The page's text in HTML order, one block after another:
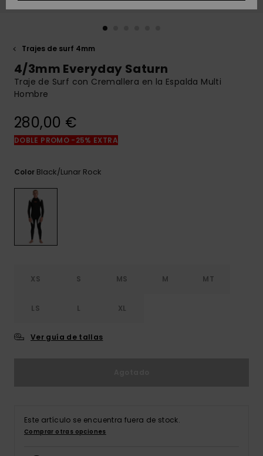
más rápida a
conversación
accede a
contacto.
Trajes de surf 4mm
4/3mm Everyday Saturn
Traje de Surf con Cremallera en la Espalda Multi
Hombre
280,00 €
DOBLE PROMO -25% EXTRA
Color Black/lunar Rock
XS S MS M MT
LS L XL
Ver guía de tallas
Este artículo se encuentra fuera de stock.
Comprar otras opciones